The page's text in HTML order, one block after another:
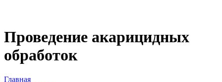
Проведение акарицидных
обработок
Главная